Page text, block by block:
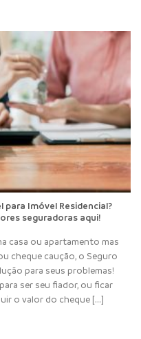
para Imóvel Residencial?
seguradoras aqui!
casa ou apartamento mas
cheque caução, o Seguro
para seus problemas!
ser seu fiador, ou ficar
o valor do cheque [...]